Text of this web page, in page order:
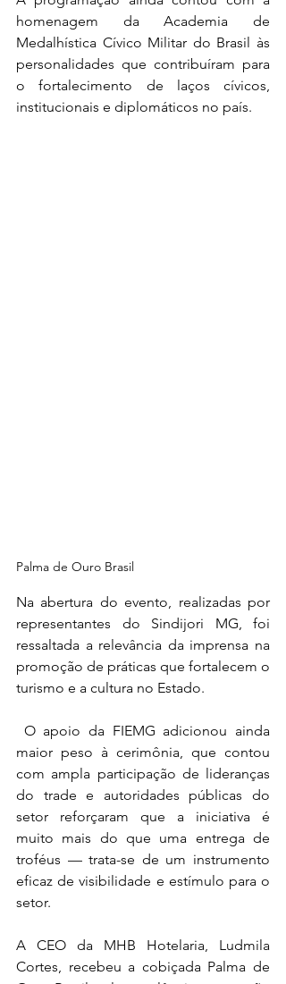
homenagem da Academia de
Medalhística Cívico Militar do Brasil às
personalidades que contribuíram para
o fortalecimento de laços cívicos,
institucionais e diplomáticos no país.
Palma de Ouro Brasil
Na abertura do evento, realizadas por
representantes do Sindijori MG, foi
ressaltada a relevância da imprensa na
promoção de práticas que fortalecem o
turismo e a cultura no Estado.
maior peso à cerimônia, que contou
com ampla participação de lideranças
do trade e autoridades públicas do
setor reforçaram que a iniciativa é
muito mais do que uma entrega de
troféus — trata-se de um instrumento
eficaz de visibilidade e estímulo para o
setor.
A CEO da MHB Hotelaria, Ludmila
Cortes, recebeu a cobiçada Palma de